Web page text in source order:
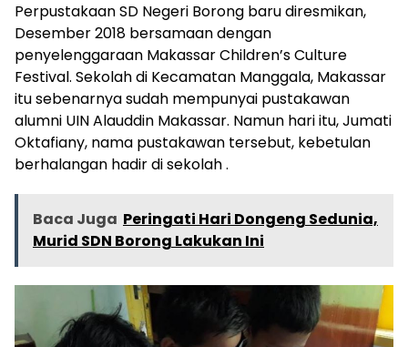
Perpustakaan SD Negeri Borong baru diresmikan,
Desember 2018 bersamaan dengan
penyelenggaraan Makassar Children’s Culture
Festival. Sekolah di Kecamatan Manggala, Makassar
itu sebenarnya sudah mempunyai pustakawan
alumni UIN Alauddin Makassar. Namun hari itu, Jumati
Oktafiany, nama pustakawan tersebut, kebetulan
berhalangan hadir di sekolah .
Baca Juga Peringati Hari Dongeng Sedunia,
Murid SDN Borong Lakukan Ini